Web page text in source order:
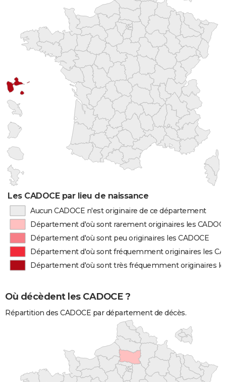
Les CADOCE par lieu de naissance
Aucun CADOCE n'est originaire de ce département
Département d'où sont rarement originaires les
Département d'où sont peu originaires les CADOCE
Département d'où sont fréquemment originaires les
Département d'où sont très fréquemment originaires
Où décèdent les CADOCE ?
Répartition des CADOCE par département de décès.